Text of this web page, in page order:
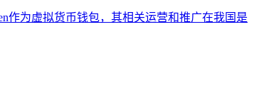
作为虚拟货币钱包，其相关运营和推广在我国是